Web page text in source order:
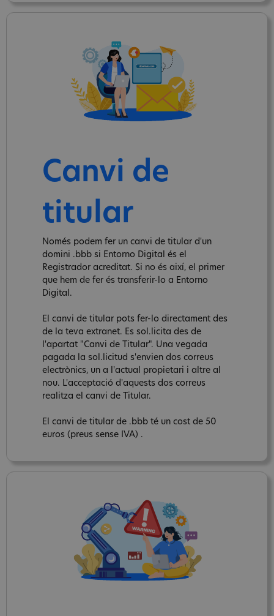
Canvi de
titular
Només podem fer un canvi de titular d'un
domini .bbb si Entorno Digital és el
Registrador acreditat. Si no és així, el primer
que hem de fer és transferir-lo a Entorno
Digital.
El canvi de titular pots fer-lo directament des
de la teva extranet. Es sol.licita des de
l'apartat "Canvi de Titular". Una vegada
pagada la sol.licitud s'envien dos correus
electrònics, un a l'actual propietari i altre al
nou. L'acceptació d'aquests dos correus
realitza el canvi de Titular.
El canvi de titular de .bbb té un cost de 50
euros (preus sense IVA) .